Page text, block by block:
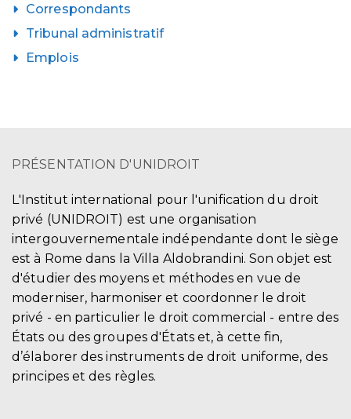
Correspondants
Tribunal administratif
Emplois
PRÉSENTATION D'UNIDROIT
L'Institut international pour l'unification du droit
privé (UNIDROIT) est une organisation
intergouvernementale indépendante dont le siège
est à Rome dans la Villa Aldobrandini. Son objet est
d'étudier des moyens et méthodes en vue de
moderniser, harmoniser et coordonner le droit
privé - en particulier le droit commercial - entre des
États ou des groupes d'États et, à cette fin,
d’élaborer des instruments de droit uniforme, des
principes et des règles.